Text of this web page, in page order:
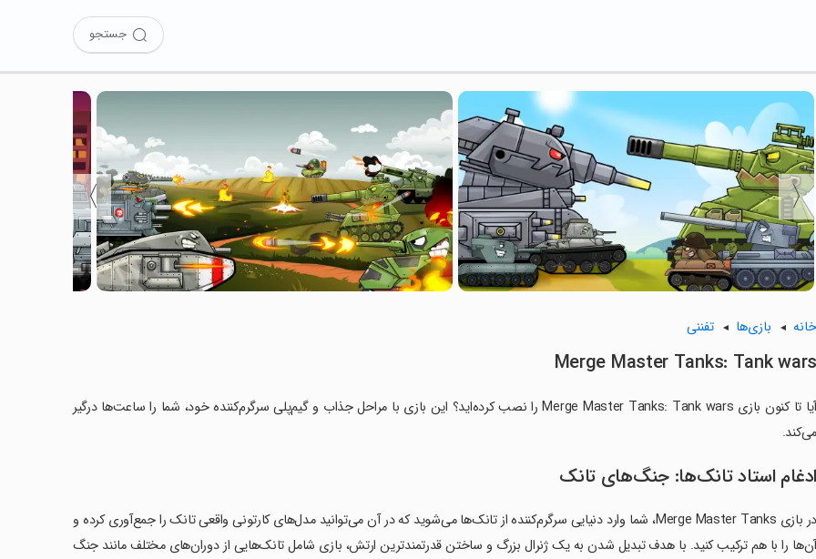
جستجو
〈
〉
خانه بازی‌ها تفننی
Merge Master Tanks: Tank wars
آیا تا کنون بازی Merge Master Tanks: Tank wars را نصب کرده‌اید؟ این بازی با مراحل جذاب و گیم‌پلی سرگرم‌کننده خود، شما را ساعت‌ها درگیر
می‌کند.
ادغام استاد تانک‌ها: جنگ‌های تانک
در بازی Merge Master Tanks، شما وارد دنیایی سرگرم‌کننده از تانک‌ها می‌شوید که در آن می‌توانید مدل‌های کارتونی واقعی تانک را جمع‌آوری کرده و
آن‌ها را با هم ترکیب کنید. با هدف تبدیل شدن به یک ژنرال بزرگ و ساختن قدرتمندترین ارتش، بازی شامل تانک‌هایی از دوران‌های مختلف مانند جنگ